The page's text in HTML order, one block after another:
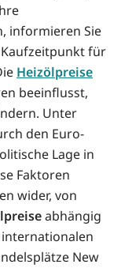
informieren Sie
für
Heizölpreise
beeinflusst,
Unter
den Euro-
Lage in
Faktoren
wider, von
abhängig
New